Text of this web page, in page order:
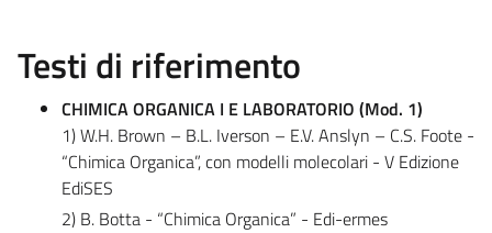
Testi di riferimento
CHIMICA ORGANICA I E LABORATORIO (Mod. 1)
1) W.H. Brown – B.L. Iverson – E.V. Anslyn – C.S. Foote -
“Chimica Organica”, con modelli molecolari - V Edizione
EdiSES
2) B. Botta - “Chimica Organica” - Edi-ermes